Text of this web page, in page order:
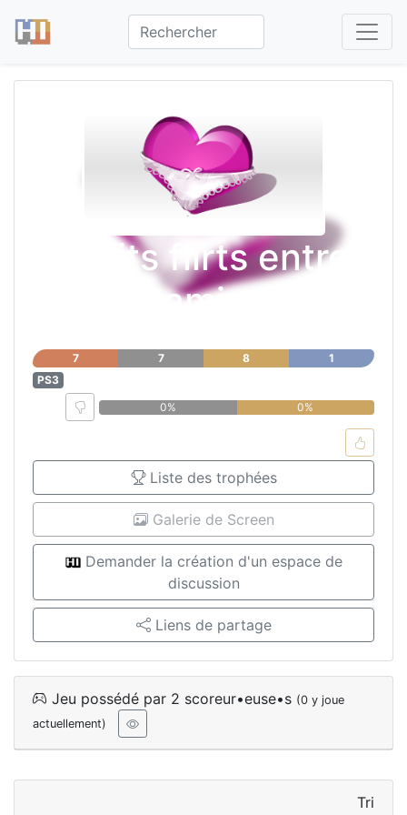
Petits flirts entre
amis
7 7 8
1
PS3
0%
0%
Liste des trophées
Galerie de Screen
Demander la création d'un espace de
discussion
Liens de partage
Jeu possédé par 2 scoreur•euse•s (0 y joue
actuellement)
Tri